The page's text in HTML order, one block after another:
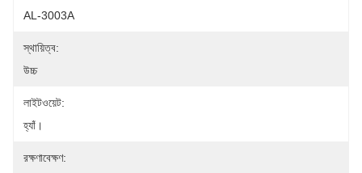
AL-3003A
স্থায়িত্ব:
উচ্চ
লাইটওয়েট:
হ্যাঁ।
রক্ষণাবেক্ষণ: